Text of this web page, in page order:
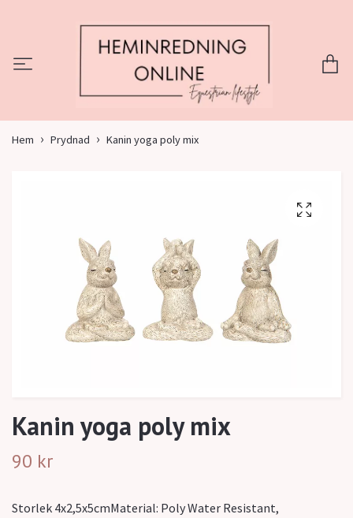
Hem Prydnad Kanin yoga poly mix
Kanin yoga poly mix
90 kr
Storlek 4x2,5x5cmMaterial: Poly Water Resistant,